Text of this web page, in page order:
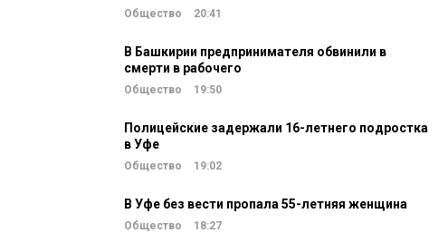
Общество 20:41
В Башкирии предпринимателя обвинили в
смерти в рабочего
Общество 19:50
Полицейские задержали 16-летнего подростка
в Уфе
Общество 19:02
В Уфе без вести пропала 55-летняя женщина
Общество 18:27